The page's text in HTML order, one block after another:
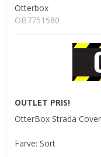
Otterbox
OB7751580
OUTLET PRIS!
OtterBox Strada Cover
Farve: Sort